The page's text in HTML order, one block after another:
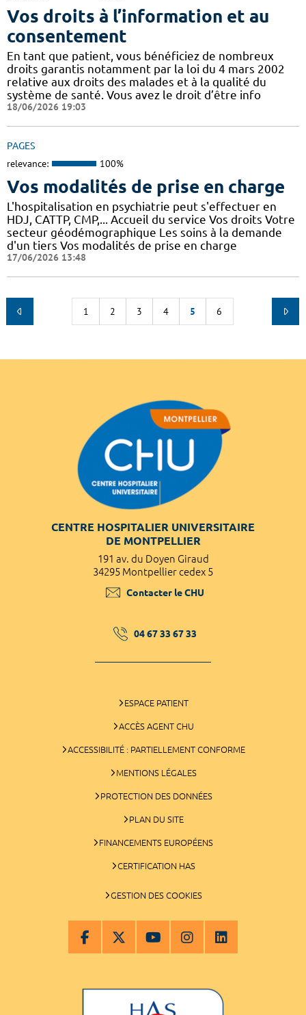
Vos droits à l’information et au
consentement
En tant que patient, vous bénéficiez de nombreux
droits garantis notamment par la loi du 4 mars 2002
relative aux droits des malades et à la qualité du
système de santé. Vous avez le droit d’être info
18/06/2026 19:03
PAGES
relevance: 100%
Vos modalités de prise en charge
L'hospitalisation en psychiatrie peut s'effectuer en
HDJ, CATTP, CMP,... Accueil du service Vos droits Votre
secteur géodémographique Les soins à la demande
d'un tiers Vos modalités de prise en charge
17/06/2026 13:48
1 2 3 4 5 6
CENTRE HOSPITALIER UNIVERSITAIRE
DE MONTPELLIER
191 av. du Doyen Giraud
34295 Montpellier cedex 5
Contacter le CHU
04 67 33 67 33
ESPACE PATIENT
ACCÈS AGENT CHU
ACCESSIBILITÉ : PARTIELLEMENT CONFORME
MENTIONS LÉGALES
PROTECTION DES DONNÉES
PLAN DU SITE
FINANCEMENTS EUROPÉENS
CERTIFICATION HAS
GESTION DES COOKIES